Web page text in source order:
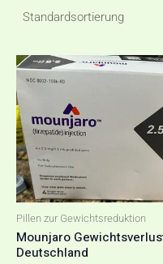
Pillen zur Gewichtsreduktion
Mounjaro
Deutschland
€80,00